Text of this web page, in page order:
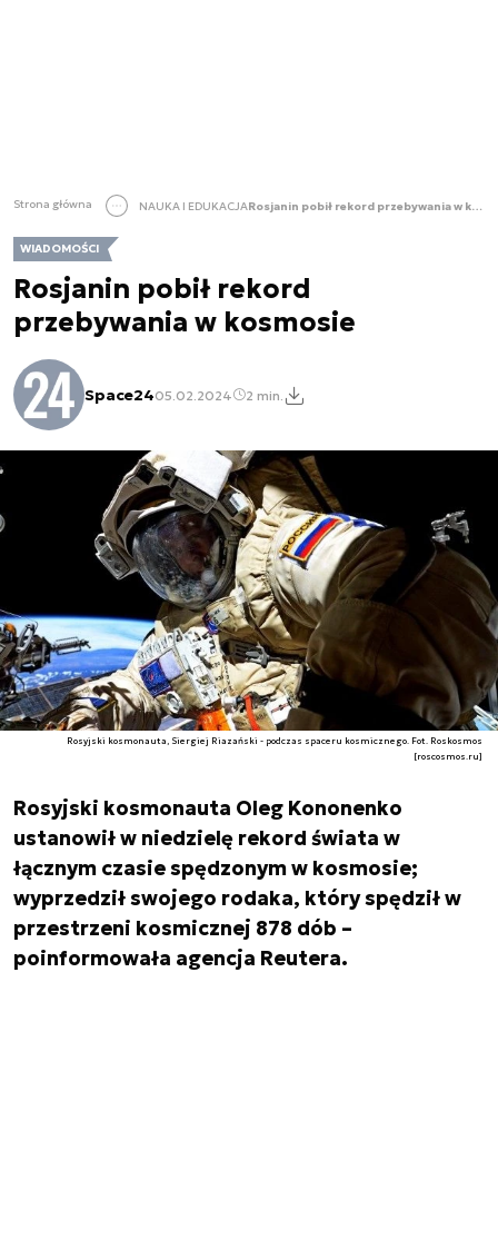
Strona główna NAUKA I EDUKACJA Rosjanin pobił rekord przebywania w kosmosie
WIADOMOŚCI
Rosjanin pobił rekord
przebywania w kosmosie
Space2405.02.2024 2 min.
Rosyjski kosmonauta, Siergiej Riazański - podczas spaceru kosmicznego. Fot. Roskosmos
[roscosmos.ru]
Rosyjski kosmonauta Oleg Kononenko
ustanowił w niedzielę rekord świata w
łącznym czasie spędzonym w kosmosie;
wyprzedził swojego rodaka, który spędził w
przestrzeni kosmicznej 878 dób –
poinformowała agencja Reutera.